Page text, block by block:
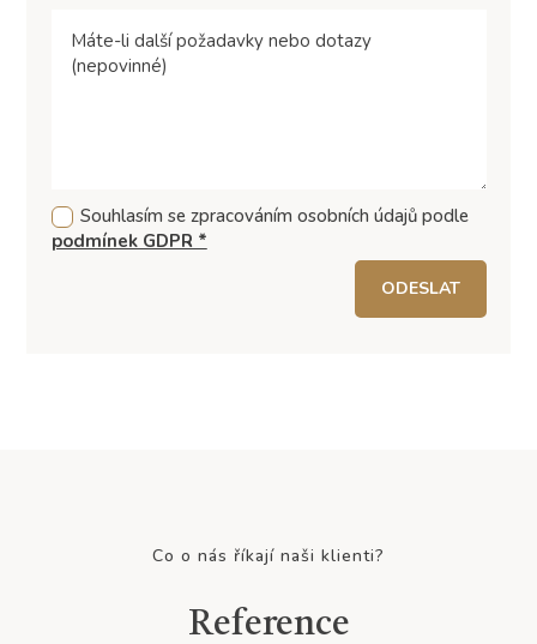
Souhlasím se zpracováním osobních údajů podle
podmínek GDPR *
ODESLAT
Co o nás říkají naši klienti?
Reference